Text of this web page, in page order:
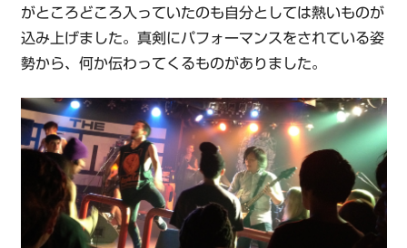
がところどころ入っていたのも自分としては熱いものが
込み上げました。真剣にパフォーマンスをされている姿
勢から、何か伝わってくるものがありました。